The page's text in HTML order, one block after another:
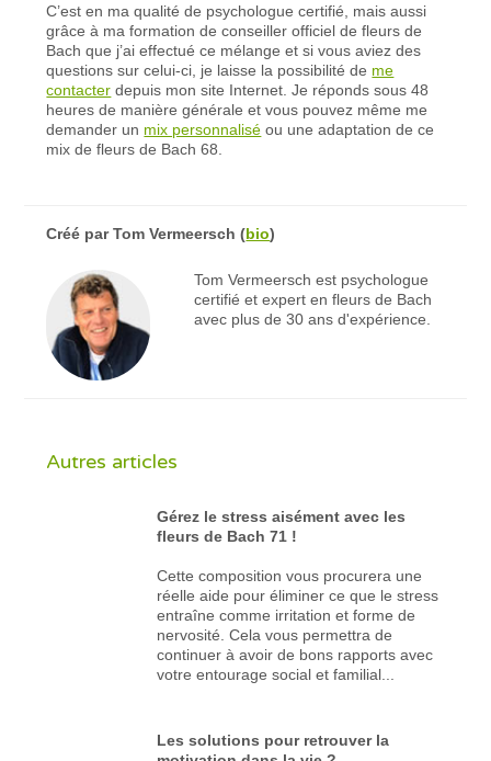
C’est en ma qualité de psychologue certifié, mais aussi
grâce à ma formation de conseiller officiel de fleurs de
Bach que j’ai effectué ce mélange et si vous aviez des
questions sur celui-ci, je laisse la possibilité de me
contacter depuis mon site Internet. Je réponds sous 48
heures de manière générale et vous pouvez même me
demander un mix personnalisé ou une adaptation de ce
mix de fleurs de Bach 68.
Créé parTom Vermeersch (bio)
Tom Vermeersch est psychologue
certifié et expert en fleurs de Bach
avec plus de 30 ans d'expérience.
Autres articles
Gérez le stress aisément avec les
fleurs de Bach 71 !
Cette composition vous procurera une
réelle aide pour éliminer ce que le stress
entraîne comme irritation et forme de
nervosité. Cela vous permettra de
continuer à avoir de bons rapports avec
votre entourage social et familial...
Les solutions pour retrouver la